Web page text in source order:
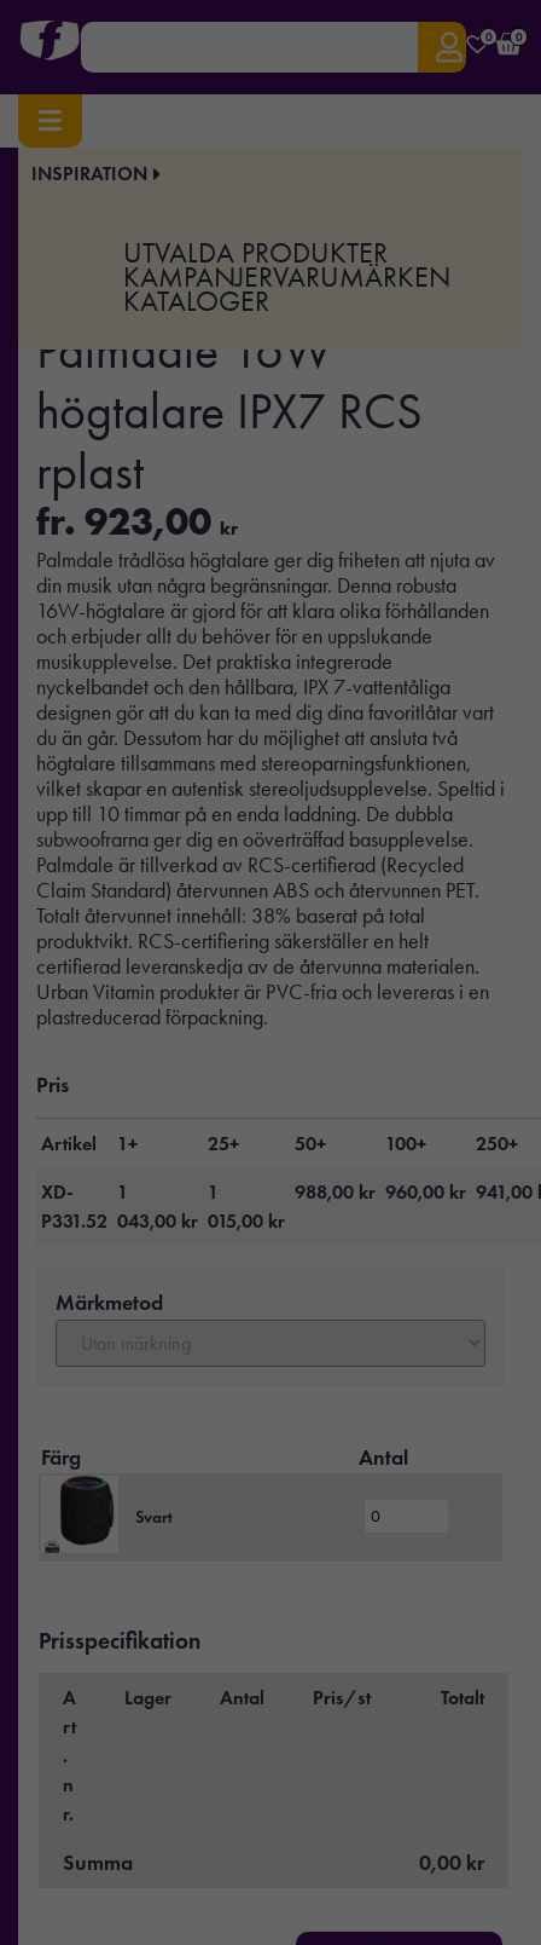
0 0
INSPIRATION
UTVALDA PRODUKTER
KAMPANJERVARUMÄRKEN
KATALOGER
Hem/Elektronik / Ljud/ Urban Vitamin Palmdale 16W högtalare IPX7 RCS rplast
Urban Vitamin
Palmdale 16W
högtalare IPX7 RCS
rplast
fr. 923,00 kr
Palmdale trådlösa högtalare ger dig friheten att njuta av
din musik utan några begränsningar. Denna robusta
16W-högtalare är gjord för att klara olika förhållanden
och erbjuder allt du behöver för en uppslukande
musikupplevelse. Det praktiska integrerade
nyckelbandet och den hållbara, IPX 7-vattentåliga
designen gör att du kan ta med dig dina favoritlåtar vart
du än går. Dessutom har du möjlighet att ansluta två
högtalare tillsammans med stereoparningsfunktionen,
vilket skapar en autentisk stereoljudsupplevelse. Speltid i
upp till 10 timmar på en enda laddning. De dubbla
subwoofrarna ger dig en oöverträffad basupplevelse.
Palmdale är tillverkad av RCS-certifierad (Recycled
Claim Standard) återvunnen ABS och återvunnen PET.
Totalt återvunnet innehåll: 38% baserat på total
produktvikt. RCS-certifiering säkerställer en helt
certifierad leveranskedja av de återvunna materialen.
Urban Vitamin produkter är PVC-fria och levereras i en
plastreducerad förpackning.
Pris
Artikel 1+ 25+ 50+ 100+
250+
XD-
P331.52
1
043,00 kr
1
015,00 kr
988,00 kr 960,00 kr 941,00
Märkmetod
Färg Antal
Svart
Prisspecifikation
A
rt
.
n
r.
Lager Antal Pris/st Totalt
Summa 0,00 kr